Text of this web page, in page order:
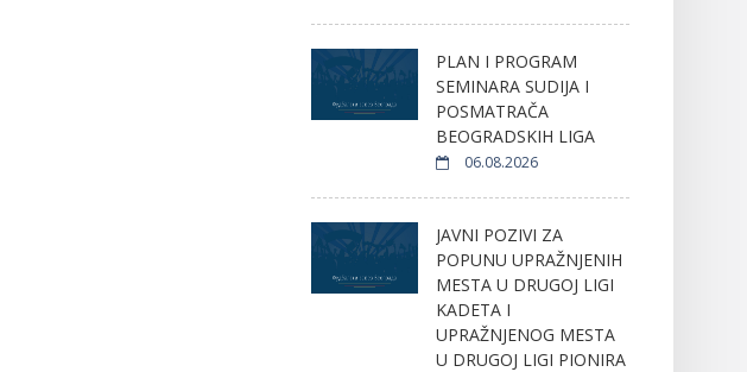
PLAN I PROGRAM
SEMINARA SUDIJA I
POSMATRAČA
BEOGRADSKIH LIGA
06.08.2026
JAVNI POZIVI ZA
POPUNU UPRAŽNJENIH
MESTA U DRUGOJ LIGI
KADETA I
UPRAŽNJENOG MESTA
U DRUGOJ LIGI PIONIRA